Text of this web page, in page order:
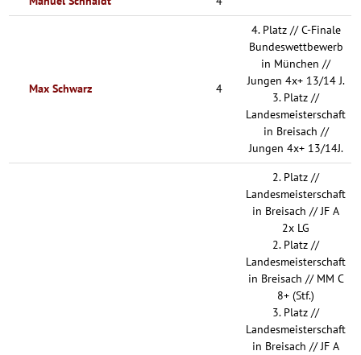
Max Schwarz 4
4. Platz // C-Finale
Bundeswettbewerb
in München //
Jungen 4x+ 13/14 J.
3. Platz //
Landesmeisterschaft
in Breisach //
Jungen 4x+ 13/14J.
2. Platz //
Landesmeisterschaft
in Breisach // JF A
2x LG
2. Platz //
Landesmeisterschaft
in Breisach // MM C
8+ (Stf.)
3. Platz //
Landesmeisterschaft
in Breisach // JF A